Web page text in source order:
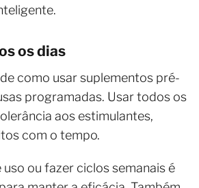
os dias
como usar suplementos pré-
programadas. Usar todos os
aos estimulantes,
com o tempo.
ou fazer ciclos semanais é